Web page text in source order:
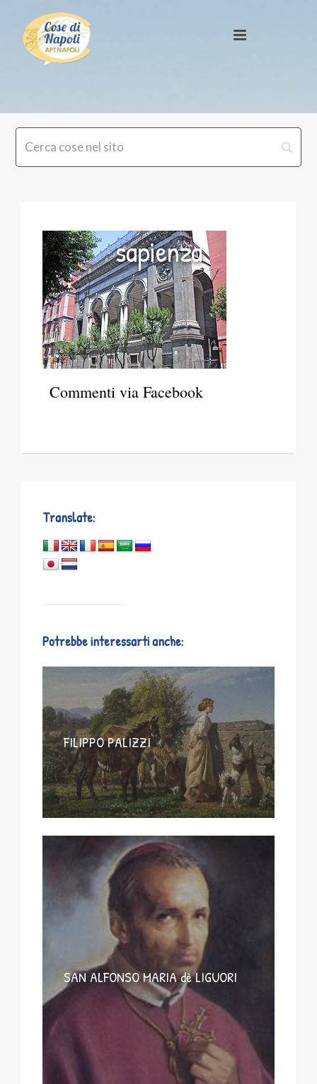
sapienza
Commenti via Facebook
Translate:
Potrebbe interessarti anche:
FILIPPO PALIZZI
SAN ALFONSO MARIA dè LIGUORI